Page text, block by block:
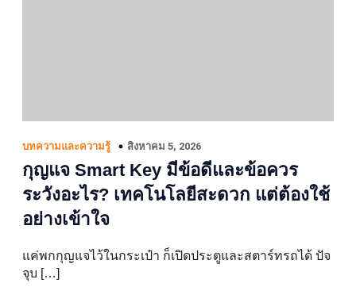
บทความและความรู้ สิงหาคม 5, 2026
กุญแจ Smart Key มีข้อดีและข้อควร
ระวังอะไร? เทคโนโลยีสะดวก แต่ต้องใช้
อย่างเข้าใจ
แค่พกกุญแจไว้ในกระเป๋า ก็เปิดประตูและสตาร์ทรถได้ ปัจ
จุบ […]